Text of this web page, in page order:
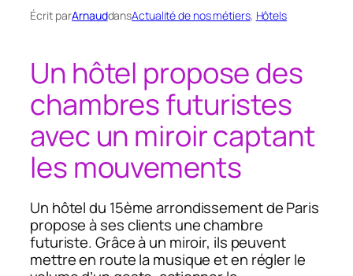
Écrit parArnauddansActualité de nos métiers, Hôtels
Un hôtel propose des
chambres futuristes
avec un miroir captant
les mouvements
Un hôtel du 15ème arrondissement de Paris
propose à ses clients une chambre
futuriste. Grâce à un miroir, ils peuvent
mettre en route la musique et en régler le